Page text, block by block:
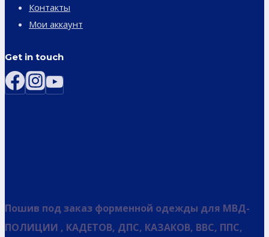
Контакты
Мои аккаунт
Get in touch
Пошив под заказ форменной одежды для МВД-
ПОЛИЦИИ , КАДЕТОВ, ДПС, КАЗАКОВ, ВВС, ППС,